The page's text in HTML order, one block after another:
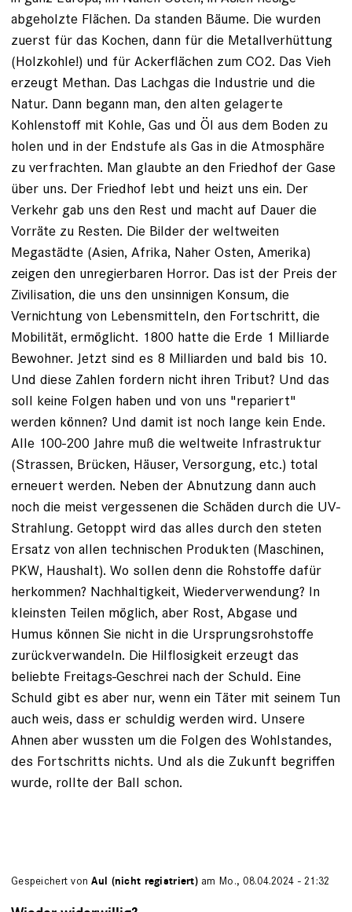
abgeholzte Flächen. Da standen Bäume. Die wurden
zuerst für das Kochen, dann für die Metallverhüttung
(Holzkohle!) und für Ackerflächen zum CO2. Das Vieh
erzeugt Methan. Das Lachgas die Industrie und die
Natur. Dann begann man, den alten gelagerte
Kohlenstoff mit Kohle, Gas und Öl aus dem Boden zu
holen und in der Endstufe als Gas in die Atmosphäre
zu verfrachten. Man glaubte an den Friedhof der Gase
über uns. Der Friedhof lebt und heizt uns ein. Der
Verkehr gab uns den Rest und macht auf Dauer die
Vorräte zu Resten. Die Bilder der weltweiten
Megastädte (Asien, Afrika, Naher Osten, Amerika)
zeigen den unregierbaren Horror. Das ist der Preis der
Zivilisation, die uns den unsinnigen Konsum, die
Vernichtung von Lebensmitteln, den Fortschritt, die
Mobilität, ermöglicht. 1800 hatte die Erde 1 Milliarde
Bewohner. Jetzt sind es 8 Milliarden und bald bis 10.
Und diese Zahlen fordern nicht ihren Tribut? Und das
soll keine Folgen haben und von uns "repariert"
werden können? Und damit ist noch lange kein Ende.
Alle 100-200 Jahre muß die weltweite Infrastruktur
(Strassen, Brücken, Häuser, Versorgung, etc.) total
erneuert werden. Neben der Abnutzung dann auch
noch die meist vergessenen die Schäden durch die UV-
Strahlung. Getoppt wird das alles durch den steten
Ersatz von allen technischen Produkten (Maschinen,
PKW, Haushalt). Wo sollen denn die Rohstoffe dafür
herkommen? Nachhaltigkeit, Wiederverwendung? In
kleinsten Teilen möglich, aber Rost, Abgase und
Humus können Sie nicht in die Ursprungsrohstoffe
zurückverwandeln. Die Hilflosigkeit erzeugt das
beliebte Freitags-Geschrei nach der Schuld. Eine
Schuld gibt es aber nur, wenn ein Täter mit seinem Tun
auch weis, dass er schuldig werden wird. Unsere
Ahnen aber wussten um die Folgen des Wohlstandes,
des Fortschritts nichts. Und als die Zukunft begriffen
wurde, rollte der Ball schon.
Gespeichert vonAul (nicht registriert)am Mo., 08.04.2024 - 21:32